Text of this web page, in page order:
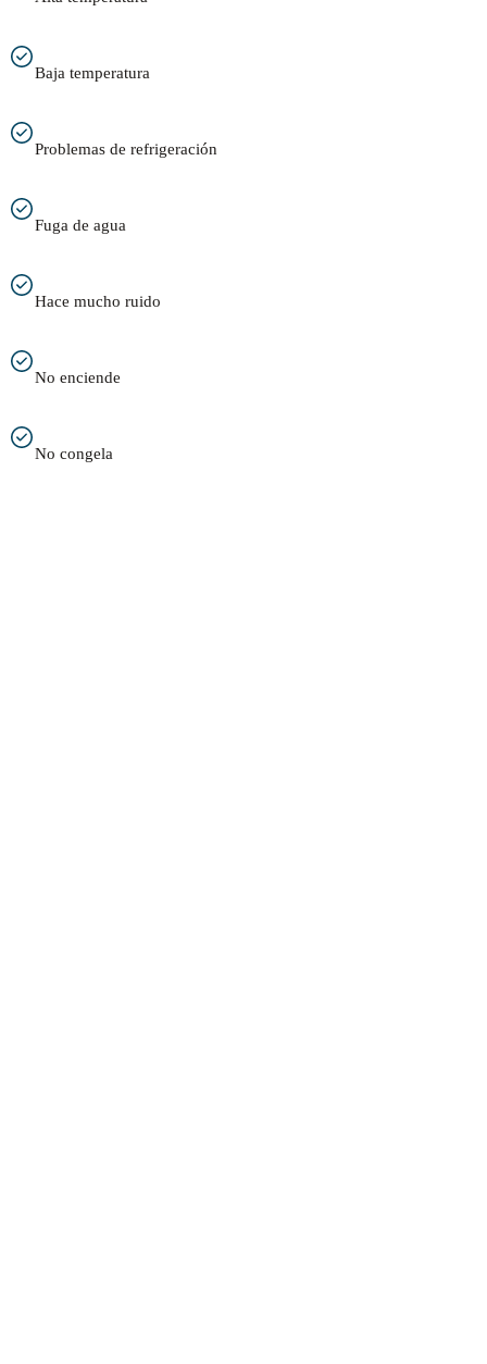
Baja temperatura
Problemas de refrigeración
Fuga de agua
Hace mucho ruido
No enciende
No congela